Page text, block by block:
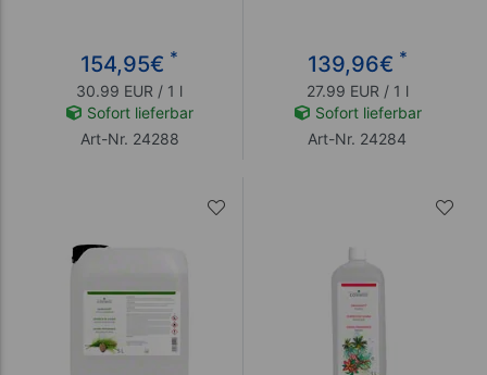
154,95€ *
30.99 EUR / 1 l
Sofort lieferbar
Art-Nr. 24288
139,96€ *
27.99 EUR / 1 l
Sofort lieferbar
Art-Nr. 24284